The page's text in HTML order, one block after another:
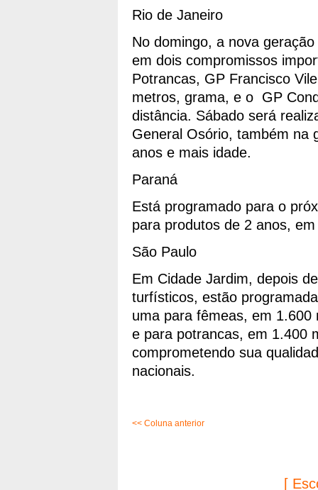
Rio de Janeiro
No domingo, a nova
em dois compromissos
Potrancas, GP Francisco
metros, grama, e o GP
distância. Sábado será
General Osório, também na
anos e mais idade.
Paraná
Está programado para o
para produtos de 2 anos,
São Paulo
Em Cidade Jardim, depois
turfísticos, estão
uma para fêmeas, em
e para potrancas, em 1.400
comprometendo sua
nacionais.
<< Coluna anterior
[